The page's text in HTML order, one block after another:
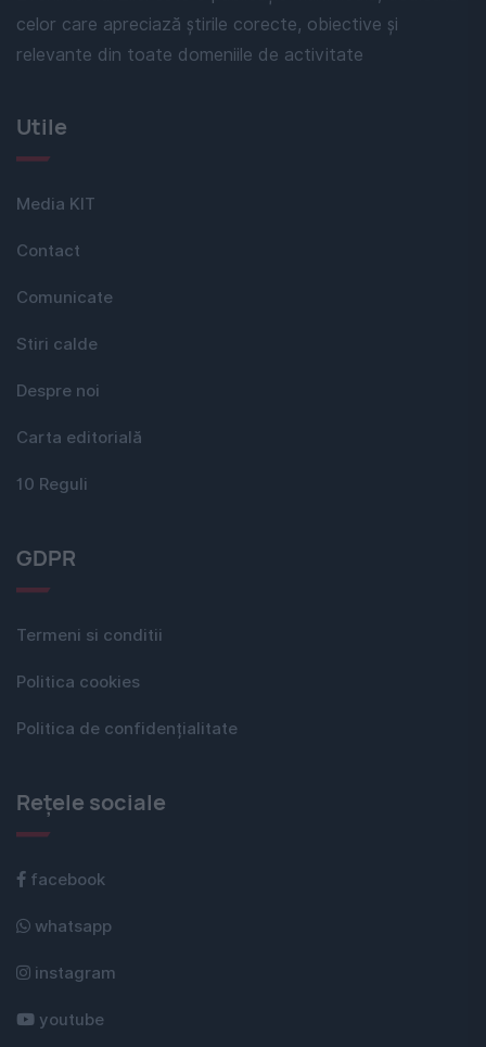
celor care apreciază știrile corecte, obiective și
relevante din toate domeniile de activitate
Utile
Media KIT
Contact
Comunicate
Stiri calde
Despre noi
Carta editorială
10 Reguli
GDPR
Termeni si conditii
Politica cookies
Politica de confidențialitate
Rețele sociale
facebook
whatsapp
instagram
youtube